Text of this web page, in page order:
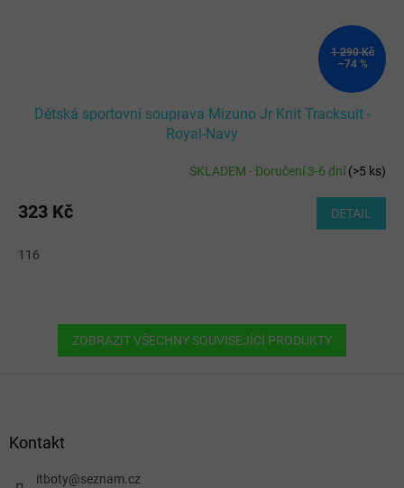
1 290 Kč
–74 %
Dětská sportovní souprava Mizuno Jr Knit Tracksuit -
Royal-Navy
SKLADEM - Doručení 3-6 dní(>5 ks)
323 Kč DETAIL
116
ZOBRAZIT VŠECHNY SOUVISEJÍCÍ PRODUKTY
Kontakt
itboty@seznam.cz